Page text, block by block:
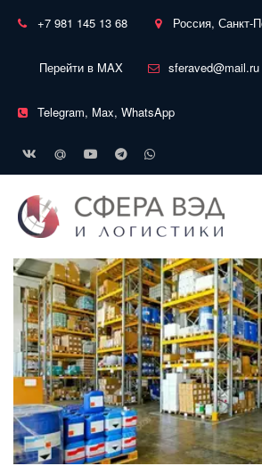
+7 981 145 13 68 Россия, Санкт-
Перейти в MAX sferaved@mail.ru
Telegram, Max, WhatsApp